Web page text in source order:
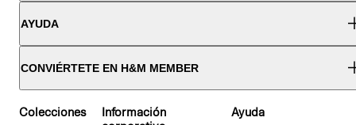
AYUDA
CONVIÉRTETE EN H&M MEMBER
Colecciones
Información
Ayuda